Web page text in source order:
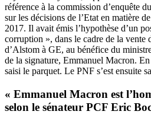
référence à la commission d’enquête
sur les décisions de l’Etat en matière
2017. Il avait émis l’hypothèse d’un
corruption », dans le cadre de la vente
d’Alstom à GE, au bénéfice du
de la signature, Emmanuel Macron.
saisi le parquet. Le PNF s’est ensuite
« Emmanuel Macron est
selon le sénateur PCF Eric